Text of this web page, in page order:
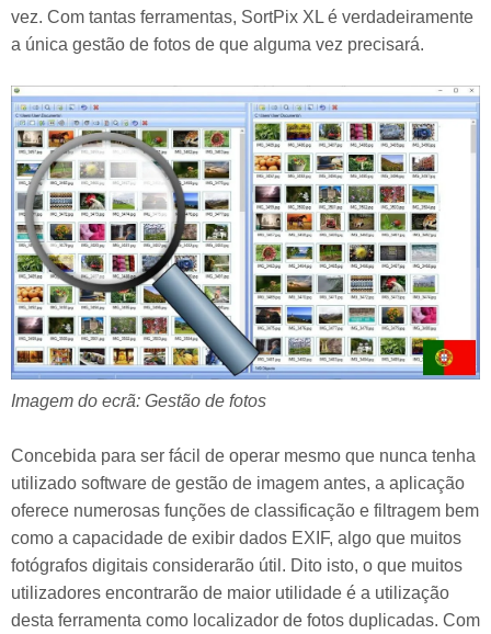
vez. Com tantas ferramentas, SortPix XL é verdadeiramente
a única gestão de fotos de que alguma vez precisará.
Imagem do ecrã: Gestão de fotos
Concebida para ser fácil de operar mesmo que nunca tenha
utilizado software de gestão de imagem antes, a aplicação
oferece numerosas funções de classificação e filtragem bem
como a capacidade de exibir dados EXIF, algo que muitos
fotógrafos digitais considerarão útil. Dito isto, o que muitos
utilizadores encontrarão de maior utilidade é a utilização
desta ferramenta como localizador de fotos duplicadas. Com